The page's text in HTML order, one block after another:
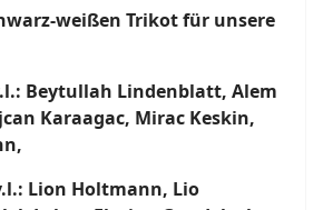
weißen Trikot für unsere
Beytullah Lindenblatt, Alem
Karaagac, Mirac Keskin,
Lion Holtmann, Lio